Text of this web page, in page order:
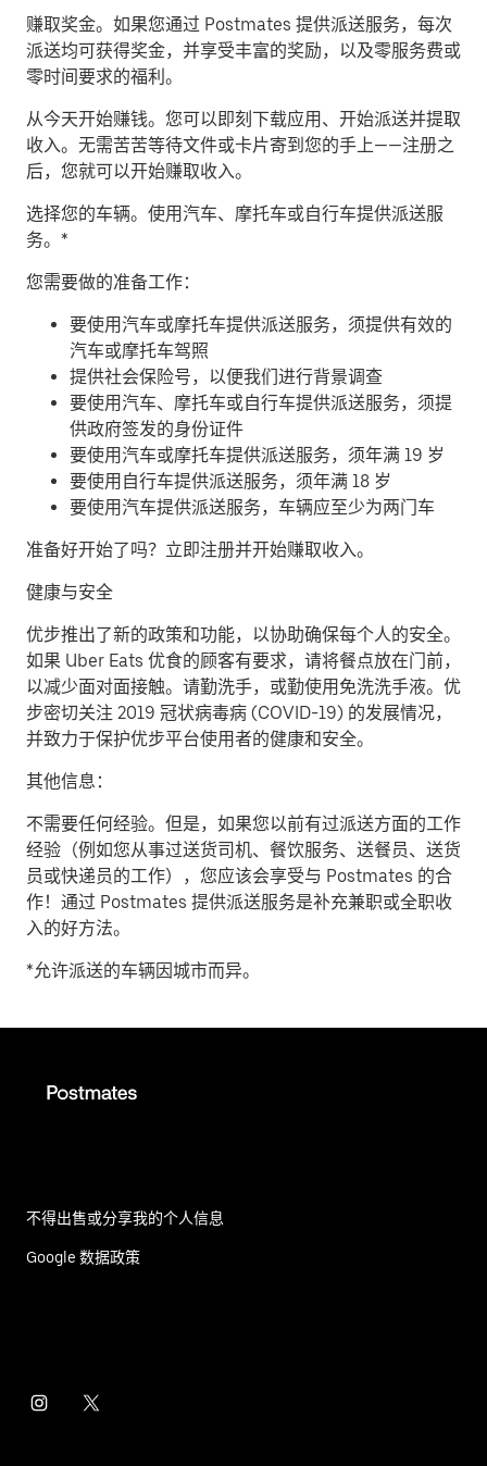
赚取奖金。 如果您通过 Postmates 提供派送服务，每次
派送均可获得奖金，并享受丰富的奖励，以及零服务费或
零时间要求的福利。
从今天开始赚钱。 您可以即刻下载应用、开始派送并提取
收入。无需苦苦等待文件或卡片寄到您的手上——注册之
后，您就可以开始赚取收入。
​选择您的车辆。使用汽车、摩托车或自行车提供派送服
务。*
您需要做的准备工作：
要使用汽车或摩托车提供派送服务，须提供有效的
汽车或摩托车驾照
提供社会保险号，以便我们进行背景调查
要使用汽车、摩托车或自行车提供派送服务，须提
供政府签发的身份证件
要使用汽车或摩托车提供派送服务，须年满 19 岁
要使用自行车提供派送服务，须年满 18 岁
要使用汽车提供派送服务，车辆应至少为两门车
准备好开始了吗？立即注册并开始赚取收入。
健康与安全
优步推出了新的政策和功能，以协助确保每个人的安全。
如果 Uber Eats 优食的顾客有要求，请将餐点放在门前，
以减少面对面接触。请勤洗手，或勤使用免洗洗手液。优
步密切关注 2019 冠状病毒病 (COVID-19) 的发展情况，
并致力于保护优步平台使用者的健康和安全。
其他信息：
不需要任何经验。但是，如果您以前有过派送方面的工作
经验（例如您从事过送货司机、餐饮服务、送餐员、送货
员或快递员的工作），您应该会享受与 Postmates 的合
作！通过 Postmates 提供派送服务是补充兼职或全职收
入的好方法。
*允许派送的车辆因城市而异。
不得出售或分享我的个人信息
Google 数据政策